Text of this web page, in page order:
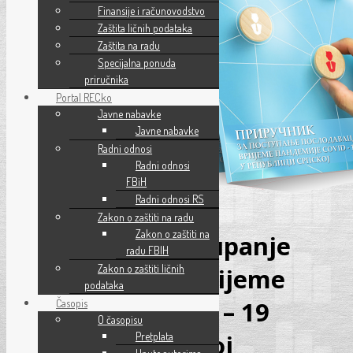
Priručnik za postupanje
poslodavaca za vrijeme
pandemije COVID – 19
u Republici Srpskoj
Finansije i računovodstvo
Zaštita ličnih podataka
Zaštita na radu
Specijalna ponuda
priručnika
Portal RECko
Javne nabavke
Javne nabavke
Radni odnosi
Radni odnosi
FBiH
Radni odnosi RS
Zakon o zaštiti na radu
Zakon o zaštiti na
radu FBIH
Zakon o zaštiti ličnih
podataka
Časopis
O časopisu
Pretplata